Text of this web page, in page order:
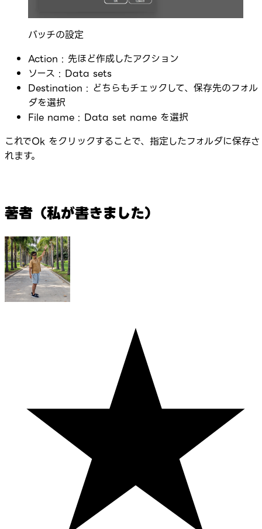
バッチの設定
Action : 先ほど作成したアクション
ソース : Data sets
Destination : どちらもチェックして、保存先のフォル
ダを選択
File name : Data set name を選択
これでOk をクリックすることで、指定したフォルダに保存さ
れます。
著者（私が書きました）